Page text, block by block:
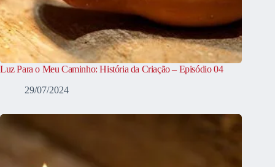
Luz Para o Meu Caminho: História da Criação – Episódio 04
29/07/2024